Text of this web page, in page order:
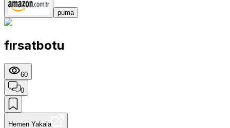
puma
fırsatbotu
60
0
Hemen Yakala